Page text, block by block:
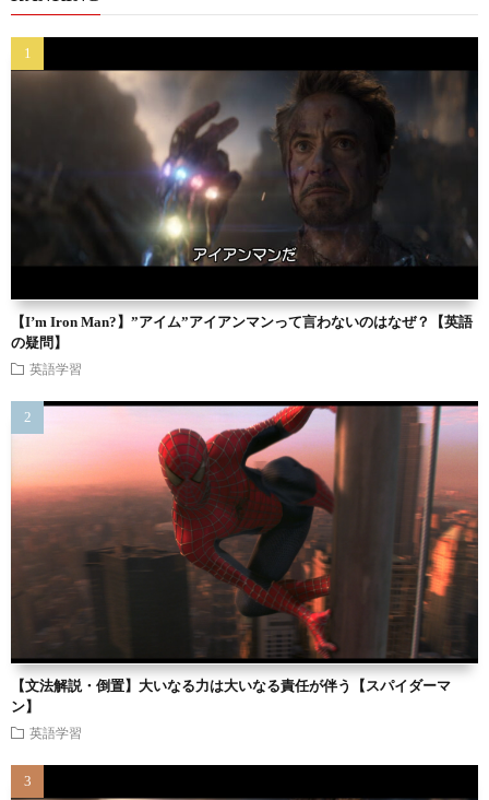
【I’m Iron Man?】”アイム”アイアンマンって言わないのはなぜ？【英語
の疑問】
英語学習
【文法解説・倒置】大いなる力は大いなる責任が伴う【スパイダーマ
ン】
英語学習